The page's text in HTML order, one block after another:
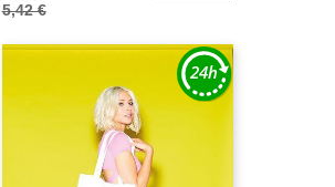
5,42 €